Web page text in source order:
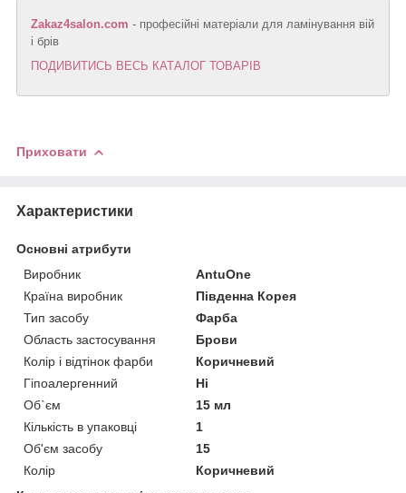
Zakaz4salon.com - професійні матеріали для ламінування вій
і брів
ПОДИВИТИСЬ ВЕСЬ КАТАЛОГ ТОВАРІВ
Приховати
Характеристики
Основні атрибути
Виробник
AntuOne
Країна виробник
Південна Корея
Тип засобу
Фарба
Область застосування
Брови
Колір і відтінок фарби
Коричневий
Гіпоалергенний
Ні
Об`єм
15 мл
Кількість в упаковці
1
Об'єм засобу
15
Колір
Коричневий